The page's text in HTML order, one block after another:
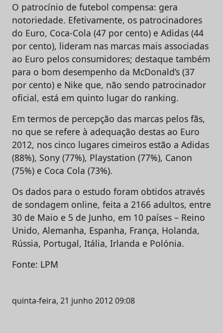
O patrocínio de futebol compensa: gera
notoriedade. Efetivamente, os patrocinadores
do Euro, Coca-Cola (47 por cento) e Adidas (44
por cento), lideram nas marcas mais associadas
ao Euro pelos consumidores; destaque também
para o bom desempenho da McDonald’s (37
por cento) e Nike que, não sendo patrocinador
oficial, está em quinto lugar do ranking.
Em termos de percepção das marcas pelos fãs,
no que se refere à adequação destas ao Euro
2012, nos cinco lugares cimeiros estão a Adidas
(88%), Sony (77%), Playstation (77%), Canon
(75%) e Coca Cola (73%).
Os dados para o estudo foram obtidos através
de sondagem online, feita a 2166 adultos, entre
30 de Maio e 5 de Junho, em 10 países – Reino
Unido, Alemanha, Espanha, França, Holanda,
Rússia, Portugal, Itália, Irlanda e Polónia.
Fonte: LPM
quinta-feira, 21 junho 2012 09:08